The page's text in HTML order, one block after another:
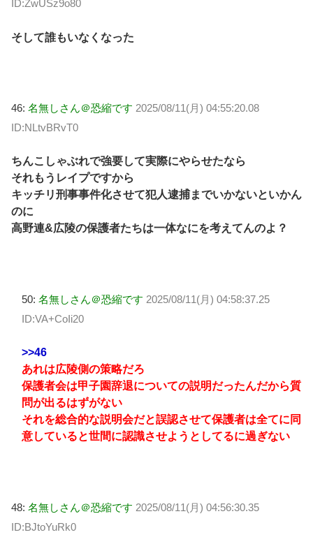
ID:ZwUSz9o80
そして誰もいなくなった
46: 名無しさん＠恐縮です 2025/08/11(月) 04:55:20.08
ID:NLtvBRvT0
ちんこしゃぶれで強要して実際にやらせたなら
それもうレイプですから
キッチリ刑事事件化させて犯人逮捕までいかないといかん
のに
高野連&広陵の保護者たちは一体なにを考えてんのよ？
50: 名無しさん＠恐縮です 2025/08/11(月) 04:58:37.25
ID:VA+CoIi20
>>46
あれは広陵側の策略だろ
保護者会は甲子園辞退についての説明だったんだから質
問が出るはずがない
それを総合的な説明会だと誤認させて保護者は全てに同
意していると世間に認識させようとしてるに過ぎない
48: 名無しさん＠恐縮です 2025/08/11(月) 04:56:30.35
ID:BJtoYuRk0